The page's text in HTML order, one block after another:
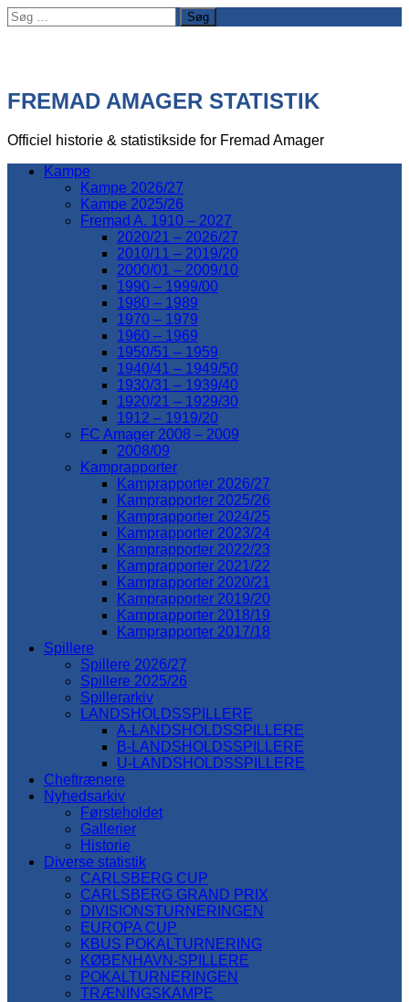
Søg
efter:
FREMAD AMAGER STATISTIK
Officiel historie & statistikside for Fremad Amager
Kampe
Kampe 2026/27
Kampe 2025/26
Fremad A. 1910 – 2027
2020/21 – 2026/27
2010/11 – 2019/20
2000/01 – 2009/10
1990 – 1999/00
1980 – 1989
1970 – 1979
1960 – 1969
1950/51 – 1959
1940/41 – 1949/50
1930/31 – 1939/40
1920/21 – 1929/30
1912 – 1919/20
FC Amager 2008 – 2009
2008/09
Kamprapporter
Kamprapporter 2026/27
Kamprapporter 2025/26
Kamprapporter 2024/25
Kamprapporter 2023/24
Kamprapporter 2022/23
Kamprapporter 2021/22
Kamprapporter 2020/21
Kamprapporter 2019/20
Kamprapporter 2018/19
Kamprapporter 2017/18
Spillere
Spillere 2026/27
Spillere 2025/26
Spillerarkiv
LANDSHOLDSSPILLERE
A-LANDSHOLDSSPILLERE
B-LANDSHOLDSSPILLERE
U-LANDSHOLDSSPILLERE
Cheftrænere
Nyhedsarkiv
Førsteholdet
Gallerier
Historie
Diverse statistik
CARLSBERG CUP
CARLSBERG GRAND PRIX
DIVISIONSTURNERINGEN
EUROPA CUP
KBUS POKALTURNERING
KØBENHAVN-SPILLERE
POKALTURNERINGEN
TRÆNINGSKAMPE